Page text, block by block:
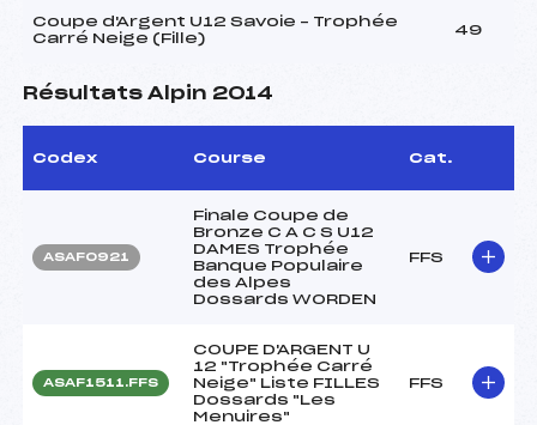
Coupe d'Argent U12 Savoie – Trophée
Carré Neige (Fille)
49
Résultats Alpin 2014
Codex Course Cat.
ASAF0921
Finale Coupe de
Bronze C A C S U12
DAMES Trophée
Banque Populaire
des Alpes
Dossards WORDEN
FFS
ASAF1511.FFS
COUPE D'ARGENT U
12 "Trophée Carré
Neige" Liste FILLES
Dossards "Les
Menuires"
FFS